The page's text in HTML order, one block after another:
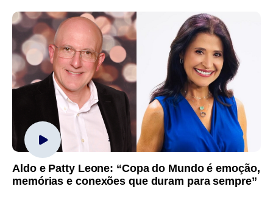
Aldo e Patty Leone: “Copa do Mundo é emoção,
memórias e conexões que duram para sempre”